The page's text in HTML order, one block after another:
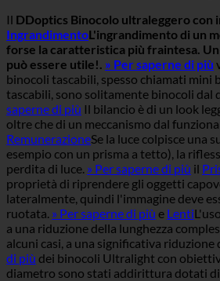
Il DDoptics Binocolo ultraleggero con
IngrandimentoL'ingrandimento di un
forse la caratteristica più fraintesa.
può essere utile!. » Per saperne di più
binocoli tascabili, spesso chiamati mini
tascabili, sono solitamente binocoli dal
saperne di più Il bilancio è di un look
oltre che di un meccanismo dal
RemunerazioneSe la luce colpisce una
esempio con un prisma a tetto), la
perdita di luce. » Per saperne di più il
proprietà di riprendere gli oggetti
lateralmente, quindi l'immagine deve
ruotata. » Per saperne di più e Lenti
a una riduzione della lunghezza
alcuni casi, a una significativa riduzione
di più dei binocoli Ultralight con
diametro sono stati addirittura dotati